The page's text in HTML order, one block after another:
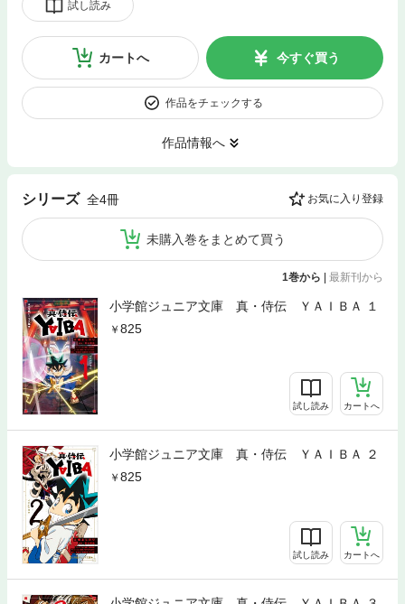
試し読み
カートへ 今すぐ買う
作品をチェックする
作品情報へ
シリーズ 全4冊 お気に入り登録
未購入巻をまとめて買う
1巻から | 最新刊から
小学館ジュニア文庫 真・侍伝 ＹＡＩＢＡ １
825
試し読み カートへ
小学館ジュニア文庫 真・侍伝 ＹＡＩＢＡ ２
825
試し読み カートへ